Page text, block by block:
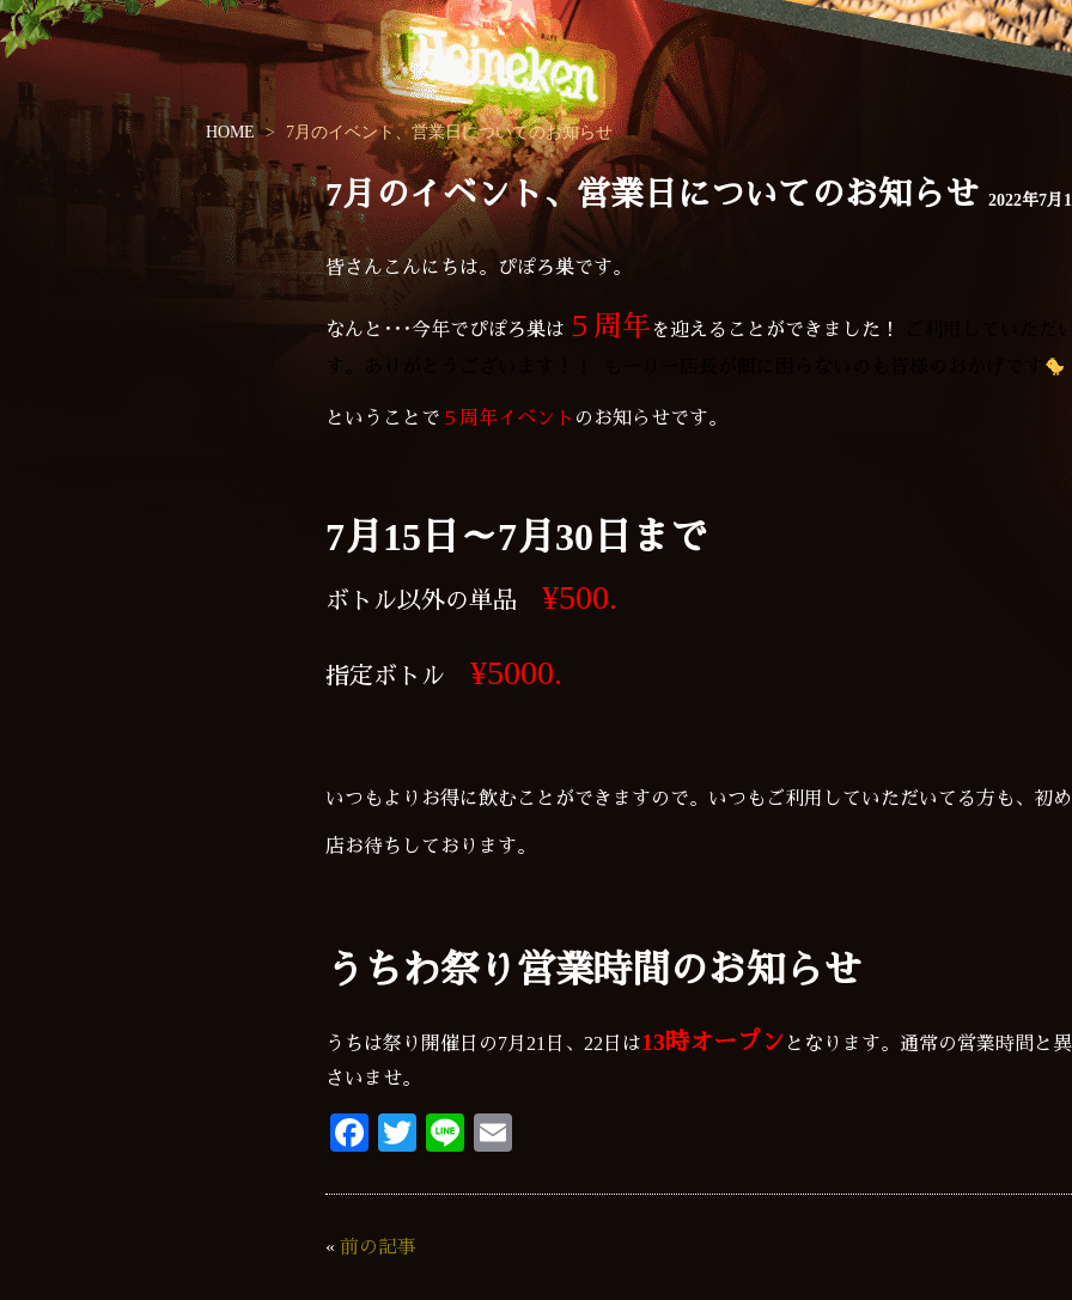
HOME 7月のイベント、営業日についてのお知らせ
7月のイベント、営業日についてのお知らせ 2022年7月
皆さんこんにちは。ぴぽろ巣です。
なんと･･･今年でぴぽろ巣は ５周年 を迎えることができました！
ご利用していただ
す。ありがとうございます！！ もーりー店長が餌に困らないのも皆様のおかげです
ということで ５周年イベント のお知らせです。
7月15日～7月30日まで
ボトル以外の単品 ¥500.
指定ボトル ¥5000.
いつもよりお得に飲むことができますので。いつもご利用していただいてる方も、初
店お待ちしております。
うちわ祭り営業時間のお知らせ
うちは祭り開催日の7月21日、22日は13時オープン となります。通常の営業時間と
さいませ。
Fa
bo
ok
T
tte
Li
ail
« 前の記事